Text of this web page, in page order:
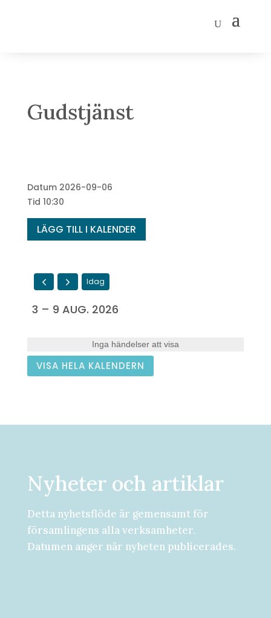
Gudstjänst
Datum 2026-09-06
Tid 10:30
LÄGG TILL I KALENDER
Idag
3 – 9 AUG. 2026
Inga händelser att visa
VISA HELA KALENDERN
Nyheter och artiklar
Detta nyhetsflöde är gemensamt för
församlingens alla verksamheter.
Datumen anger när nyheten publicerades.